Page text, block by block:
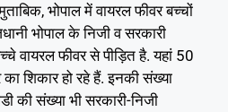
भोपाल में वायरल फीवर बच्चों
भोपाल के निजी व सरकारी
वायरल फीवर से पीड़ित है. यहां 50
शिकार हो रहे हैं. इनकी संख्या
की संख्या भी सरकारी-निजी